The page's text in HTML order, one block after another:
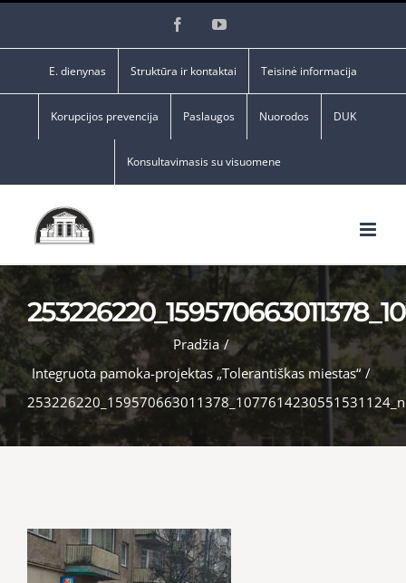
FacebookYouTube
E. dienynas Struktūra ir kontaktai Teisinė informacija
Korupcijos prevencija Paslaugos Nuorodos DUK
Konsultavimasis su visuomene
Pradžia /
Integruota pamoka-projektas „Tolerantiškas miestas“ /
253226220_159570663011378_1077614230551531124_n